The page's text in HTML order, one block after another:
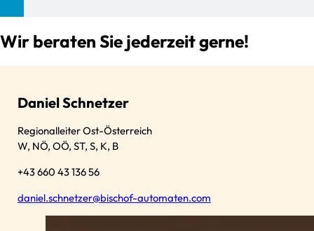
Wir beraten Sie jederzeit gerne!
Daniel Schnetzer
Regionalleiter Ost-Österreich
W, NÖ, OÖ, ST, S, K, B
+43 660 43 136 56
daniel.schnetzer@bischof-automaten.com